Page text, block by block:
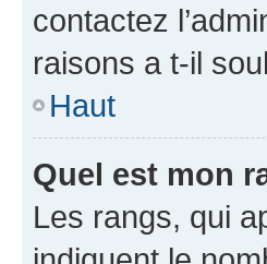
contactez
raisons a t-il
Haut
Quel est mon
Les rangs, qui